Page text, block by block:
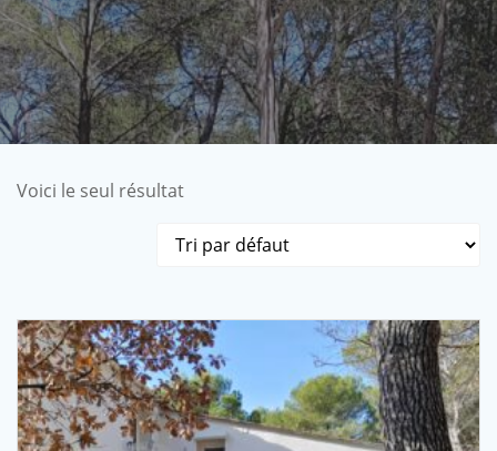
Voici le seul résultat